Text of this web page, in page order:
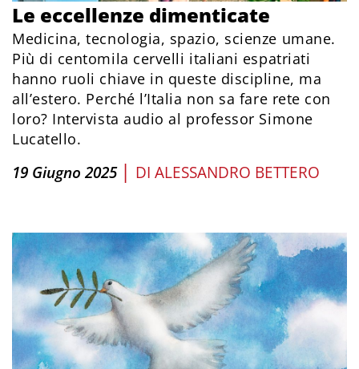
Le eccellenze dimenticate
Medicina, tecnologia, spazio, scienze umane.
Più di centomila cervelli italiani espatriati
hanno ruoli chiave in queste discipline, ma
all’estero. Perché l’Italia non sa fare rete con
loro? Intervista audio al professor Simone
Lucatello.
19 Giugno 2025 | DI ALESSANDRO BETTERO